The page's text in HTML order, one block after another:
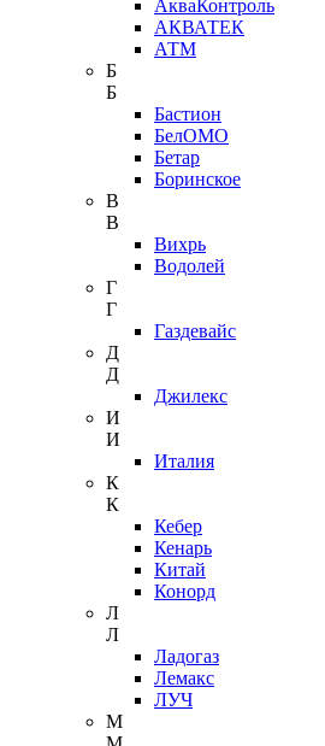
АкваКонтроль
АКВАТЕК
АТМ
Б
Б
Бастион
БелОМО
Бетар
Боринское
В
В
Вихрь
Водолей
Г
Г
Газдевайс
Д
Д
Джилекс
И
И
Италия
К
К
Кебер
Кенарь
Китай
Конорд
Л
Л
Ладогаз
Лемакс
ЛУЧ
М